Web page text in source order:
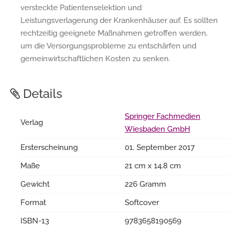
versteckte Patientenselektion und
Leistungsverlagerung der Krankenhäuser auf. Es sollten
rechtzeitig geeignete Maßnahmen getroffen werden,
um die Versorgungsprobleme zu entschärfen und
gemeinwirtschaftlichen Kosten zu senken.
Details
Verlag
Springer Fachmedien
Wiesbaden GmbH
Ersterscheinung
01. September 2017
Maße
21 cm x 14.8 cm
Gewicht
226 Gramm
Format
Softcover
ISBN-13
9783658190569